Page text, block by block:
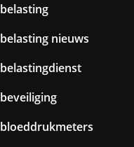
belasting
belasting nieuws
belastingdienst
beveiliging
bloeddrukmeters